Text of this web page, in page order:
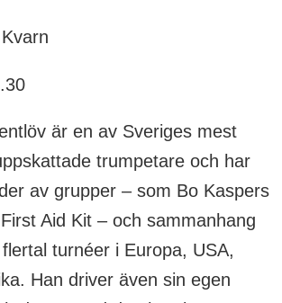
är en av Sveriges mest
trumpetare och har
av grupper – som Bo Kaspers
Aid Kit – och sammanhang
turnéer i Europa, USA,
Han driver även sin egen